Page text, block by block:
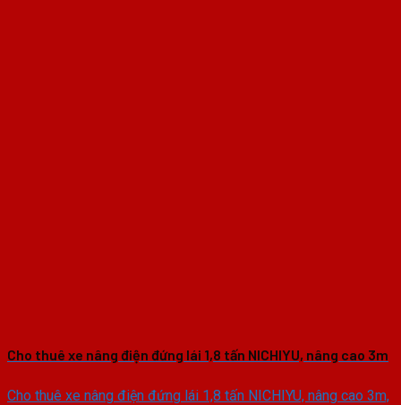
Cho thuê xe nâng điện đứng lái 1,8 tấn NICHIYU, nâng cao 3m
Cho thuê xe nâng điện đứng lái 1,8 tấn NICHIYU, nâng cao 3m,